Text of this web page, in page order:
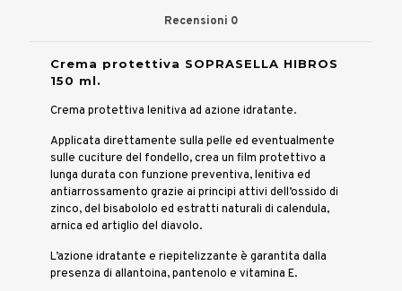
Recensioni 0
Crema protettiva SOPRASELLA HIBROS
150 ml.
Crema protettiva lenitiva ad azione idratante.
Applicata direttamente sulla pelle ed eventualmente
sulle cuciture del fondello, crea un film protettivo a
lunga durata con funzione preventiva, lenitiva ed
antiarrossamento grazie ai principi attivi dell’ossido di
zinco, del bisabololo ed estratti naturali di calendula,
arnica ed artiglio del diavolo.
L’azione idratante e riepitelizzante è garantita dalla
presenza di allantoina, pantenolo e vitamina E.